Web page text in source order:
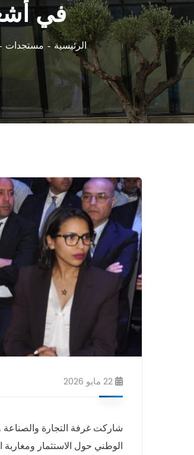
في
الرئيسية مستجدات
22 مايو 2026
شاركت غرفة التجارة